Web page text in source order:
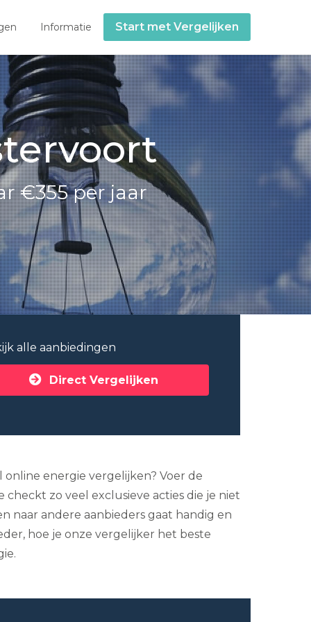
Informatie Start met Vergelijken
€355 per jaar
alle aanbiedingen
Direct Vergelijken
energie vergelijken? Voer de
zo veel exclusieve acties die je niet
naar andere aanbieders gaat handig en
hoe je onze vergelijker het beste